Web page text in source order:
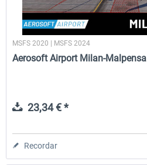
MSFS 2020 | MSFS 2024
Aerosoft Airport Milan-Malpensa
23,34 € *
Recordar